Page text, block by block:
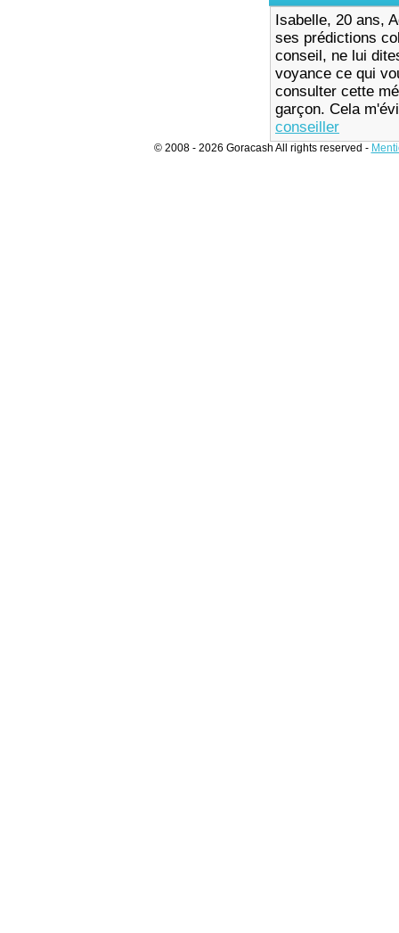
Isabelle, 20 ans,
ses prédictions
conseil, ne lui
voyance ce qui
consulter cette
garçon. Cela
conseiller
© 2008 - 2026 Goracash All rights reserved -